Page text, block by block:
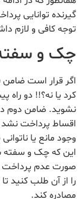
گیرنده توانایی
توجه کافی و لازم
چک و
اگر قرار است
کرد یا نه؟!! دو راه
نشوید. ضامن دوم
اقساط پرداخت نشد
وجود مانع یا
این که چک و سفته
صورت عدم پرداخت
را از آن طلب کنید تا
مصادره کند.